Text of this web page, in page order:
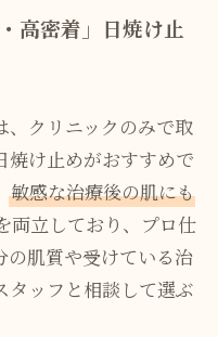
高密着」日焼け止
、クリニックのみで取
焼け止めがおすすめで
敏感な治療後の肌にも
両立しており、プロ仕
の肌質や受けている治
タッフと相談して選ぶ